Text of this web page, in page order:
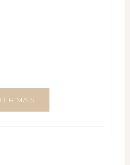
LER MAIS